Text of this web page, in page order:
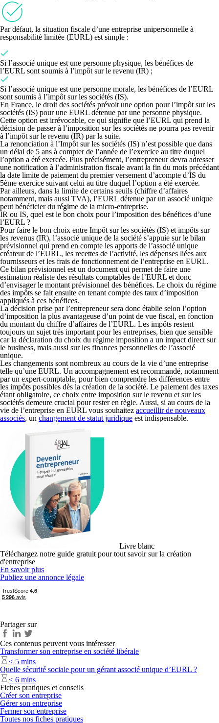
Par défaut, la situation fiscale d’une entreprise unipersonnelle à
responsabilité limitée (EURL) est simple :
Si l’associé unique est une personne physique, les bénéfices de
l’EURL sont soumis à l’impôt sur le revenu (IR) ;
Si l’associé unique est une personne morale, les bénéfices de l’EURL
sont soumis à l’impôt sur les sociétés (IS).
En France, le droit des sociétés prévoit une option pour l’impôt sur les
sociétés (IS) pour une EURL détenue par une personne physique.
Cette option est irrévocable, ce qui signifie que l’EURL qui prend la
décision de passer à l’imposition sur les sociétés ne pourra pas revenir
à l’impôt sur le revenu (IR) par la suite.
La renonciation à l’Impôt sur les sociétés (IS) n’est possible que dans
un délai de 5 ans à compter de l’année de l’exercice au titre duquel
l’option a été exercée. Plus précisément, l’entrepreneur devra adresser
une notification à l’administration fiscale avant la fin du mois précédant
la date limite de paiement du premier versement d’acompte d’IS du
5ème exercice suivant celui au titre duquel l’option a été exercée.
Par ailleurs, dans la limite de certains seuils (chiffre d’affaires
notamment, mais aussi TVA), l’EURL détenue par un associé unique
peut bénéficier du régime de la micro-entreprise.
IR ou IS, quel est le bon choix pour l’imposition des bénéfices d’une
l’EURL ?
Pourfaire le bon choix entre Impôt sur les sociétés (IS) et impôts sur
les revenus (IR), l’associé unique de la société s’appuie sur le bilan
prévisionnel qui prend en compte les apports de l’associé unique
créateur de l’EURL, les recettes de l’activité, les dépenses liées aux
fournisseurs et les frais de fonctionnement de l’entreprise en EURL.
Ce bilan prévisionnel est un document qui permet de faire une
estimation réaliste des résultats comptables de l’EURL et donc
d’envisager le montant prévisionnel des bénéfices. Le choix du régime
des impôts se fait ensuite en tenant compte des taux d’imposition
appliqués à ces bénéfices.
La décision prise par l’entrepreneur sera donc établie selon l’option
d’imposition la plus avantageuse d’un point de vue fiscal, en fonction
du montant du chiffre d’affaires de l’EURL. Les impôts restent
toujours un sujet très important pour les entreprises, bien que sensible
car la déclaration du choix du régime imposition a un impact direct sur
le business, mais aussi sur les finances personnelles de l’associé
unique.
Les changements sont nombreux au cours de la vie d’une entreprise
telle qu’une EURL. Un accompagnement est recommandé, notamment
par un expert-comptable, pour bien comprendre les différences entre
les impôts possibles dès la création de la société. Le paiement des taxes
étant obligatoire, ce choix entre imposition sur le revenu et sur les
sociétés demeure crucial pour rester en règle. Aussi, si au cours de la
vie de l’entreprise en EURL vous souhaitez accueillir de nouveaux
associés, un changement de statut juridique est indispensable.
Livre blanc
Téléchargez notre guide gratuit pour tout savoir sur la création
d'entreprise
En savoir plus
Publiez une annonce légale
Partager sur
Ces contenus peuvent vous intéresser
Transformer son entreprise en société libérale
< 5 mins
Quelle sécurité sociale pour un gérant associé unique d’EURL ?
< 6 mins
Fiches pratiques et conseils
Créer son entreprise
Gérer son entreprise
Fermer son entreprise
Toutes nos fiches pratiques